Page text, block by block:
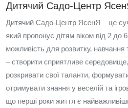
Дитячий Садо-Центр
Дитячий Садо-Центр ЯсенЯ – це
який пропонує дітям віком від 2 до
можливість для розвитку,
– створити сприятливе
розкривати свої таланти,
отримувати знання у веселій та
що перші роки життя є